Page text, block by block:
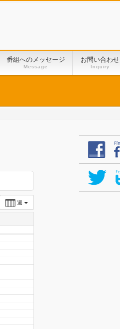
番組へのメッセージ
Message
お問い合わせ
Inquiry
週